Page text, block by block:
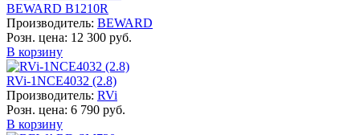
BEWARD B1210R
Производитель: BEWARD
Розн. цена: 12 300 руб.
В корзину
RVi-1NCE4032 (2.8)
Производитель: RVi
Розн. цена: 6 790 руб.
В корзину